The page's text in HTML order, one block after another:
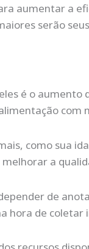
aumentar a
serão
é o aumento
com
como sua
a
de
hora de